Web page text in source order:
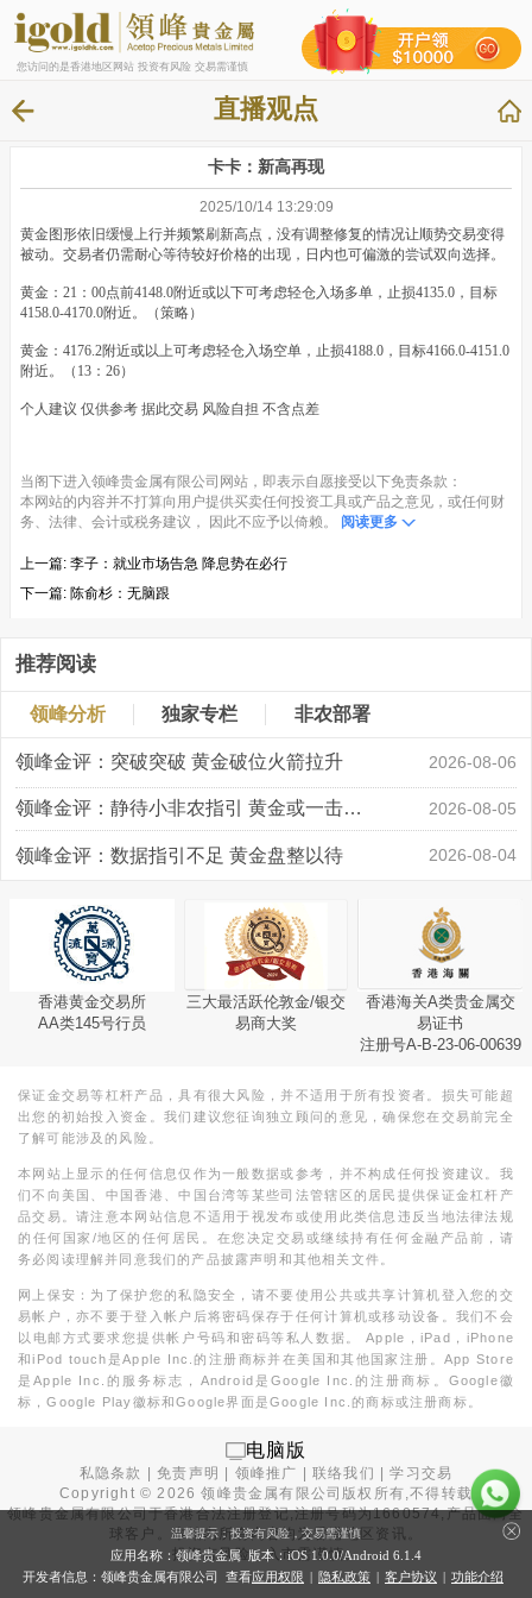
您访问的是香港地区网站 投资有风险 交易需谨慎
直播观点
卡卡：新高再现
2025/10/14 13:29:09
黄金图形依旧缓慢上行并频繁刷新高点，没有调整修复的情况让顺势交易变得
被动。交易者仍需耐心等待较好价格的出现，日内也可偏激的尝试双向选择。
黄金：21：00点前4148.0附近或以下可考虑轻仓入场多单，止损4135.0，目标
4158.0-4170.0附近。（策略）
黄金：4176.2附近或以上可考虑轻仓入场空单，止损4188.0，目标4166.0-4151.0
附近。（13：26）
个人建议 仅供参考 据此交易 风险自担 不含点差
当阁下进入领峰贵金属有限公司网站，即表示自愿接受以下免责条款：
本网站的内容并不打算向用户提供买卖任何投资工具或产品之意见，或任何财
务、法律、会计或税务建议， 因此不应予以倚赖。
阅读更多
上一篇: 李子：就业市场告急 降息势在必行
下一篇: 陈俞杉：无脑跟
推荐阅读
领峰分析 独家专栏 非农部署
领峰金评：突破突破 黄金破位火箭拉升 2026-08-06
领峰金评：静待小非农指引 黄金或一击破局 2026-08-05
领峰金评：数据指引不足 黄金盘整以待 2026-08-04
香港黄金交易所
AA类145号行员
三大最活跃伦敦金/银交
易商大奖
香港海关A类贵金属交
易证书
注册号A-B-23-06-00639
保证金交易等杠杆产品，具有很大风险，并不适用于所有投资者。损失可能超
出您的初始投入资金。我们建议您征询独立顾问的意见，确保您在交易前完全
了解可能涉及的风险。
本网站上显示的任何信息仅作为一般数据或参考，并不构成任何投资建议。我
们不向美国、中国香港、中国台湾等某些司法管辖区的居民提供保证金杠杆产
品交易。请注意本网站信息不适用于视发布或使用此类信息违反当地法律法规
的任何国家/地区的任何居民。在您决定交易或继续持有任何金融产品前，请
务必阅读理解并同意我们的产品披露声明和其他相关文件。
网上保安：为了保护您的私隐安全，请不要使用公共或共享计算机登入您的交
易帐户，亦不要于登入帐户后将密码保存于任何计算机或移动设备。我们不会
以电邮方式要求您提供帐户号码和密码等私人数据。 Apple，iPad，iPhone
和iPod touch是Apple Inc.的注册商标并在美国和其他国家注册。App Store
是Apple Inc.的服务标志，Android是Google Inc.的注册商标。Google徽
标，Google Play徽标和Google界面是Google Inc.的商标或注册商标。
电脑版
私隐条款 |免责声明 领峰推广 |联络我们 |学习交易
Copyright ©2026 领峰贵金属有限公司版权所有,不得转载
领峰贵金属有限公司于香港合法注册登记,注册号码为1660574,产品面向全
球客户。本站内所有内容均为香港地区资讯。
投资有风险，入市需谨慎。
温馨提示：投资有风险，交易需谨慎
应用名称：领峰贵金属 版本：iOS 1.0.0/Android 6.1.4
开发者信息：领峰贵金属有限公司 查看应用权限 | 隐私政策 | 客户协议 | 功能介绍